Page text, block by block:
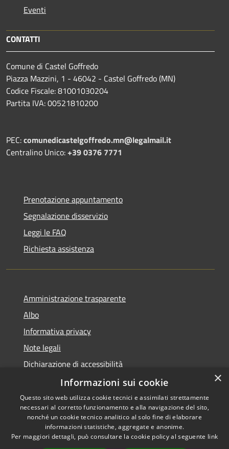
Eventi
CONTATTI
Comune di Castel Goffredo
Piazza Mazzini, 1 - 46042 - Castel Goffredo (MN)
Codice Fiscale: 81001030204
Partita IVA: 00521810200
PEC:comunedicastelgoffredo.mn@legalmail.it
Centralino Unico:+39 0376 7771
Prenotazione appuntamento
Segnalazione disservizio
Leggi le FAQ
Richiesta assistenza
Amministrazione trasparente
Albo
Informativa privacy
Note legali
Dichiarazione di accessibilità
Piano di miglioramento
RSS
Accessibilità
Copyright © 2026 • Comune di
Castel Goffredo • Powered by
×
Informazioni sui cookie
Questo sito web utilizza cookie tecnici e assimilati strettamente
necessari al corretto funzionamento e alla navigazione del sito,
nonché un cookie tecnico analitico al solo fine di elaborare
informazioni statistiche, aggregate e anonime.
Per maggiori dettagli, può consultare la cookie policy al seguente link